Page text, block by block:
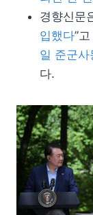
경향신문
입했다”
일 준군
다.